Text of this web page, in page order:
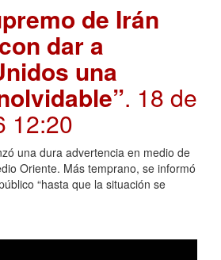
de Irán
dar a
una
. 18 de
12:20
una dura advertencia en medio de
Oriente. Más temprano, se informó
“hasta que la situación se